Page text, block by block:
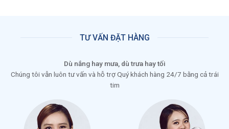
TƯ VẤN ĐẶT HÀNG
Dù nắng hay mưa, dù trưa hay tối
Chúng tôi vẫn luôn tư vấn và hỗ trợ Quý khách hàng 24/7 bằng cả trái
tim